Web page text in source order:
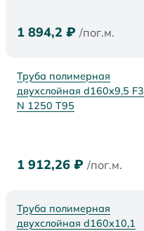
1 894,2 ₽ /пог.м.
Труба полимерная
двухслойная d160x9,5 F3
N 1250 Т95
1 912,26 ₽ /пог.м.
Труба полимерная
двухслойная d160х10,1